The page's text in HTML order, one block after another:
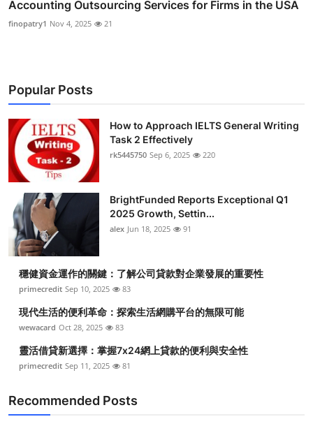
Accounting Outsourcing Services for Firms in the USA
finopatry1 Nov 4, 2025 21
Popular Posts
How to Approach IELTS General Writing
Task 2 Effectively
rk5445750 Sep 6, 2025 220
BrightFunded Reports Exceptional Q1
2025 Growth, Settin...
alex Jun 18, 2025 91
穩健資金運作的關鍵：了解公司貸款對企業發展的重要性
primecredit Sep 10, 2025 83
現代生活的便利革命：探索生活網購平台的無限可能
wewacard Oct 28, 2025 83
靈活借貸新選擇：掌握7x24網上貸款的便利與安全性
primecredit Sep 11, 2025 81
Recommended Posts